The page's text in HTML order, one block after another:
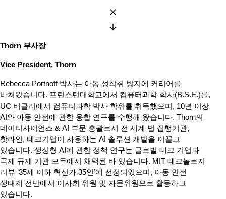
Thorn 부사장
Vice President, Thorn
Rebecca Portnoff 박사는 아동 성착취 방지에 커리어를
바쳐왔습니다. 프린스턴대학교에서 컴퓨터과학 학사(B.S.E.)를,
UC 버클리에서 컴퓨터과학 박사 학위를 취득했으며, 10년 이상
AI와 아동 안전에 관한 융합 연구를 수행해 왔습니다. Thorn의
데이터사이언스 & AI 부문 총괄로서 전 세계 법 집행기관,
핫라인, 테크기업이 사용하는 AI 솔루션 개발을 이끌고
있습니다. 생성형 AI에 관한 정책 연구는 글로벌 테크 기업과
국제 규제 기관 모두에서 채택된 바 있습니다. MIT 테크놀로지
리뷰 ’35세 이하 혁신가 35인’에 선정되었으며, 아동 안전
생태계 전반에서 이사회 위원 및 자문위원으로 활동하고
있습니다.